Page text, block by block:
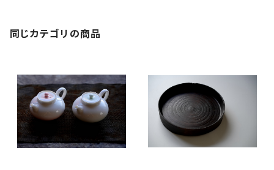
同じカテゴリの商品